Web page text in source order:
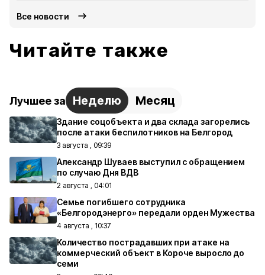
Все новости
Читайте также
Лучшее за Неделю Месяц
Здание соцобъекта и два склада загорелись
после атаки беспилотников на Белгород
3 августа , 09:39
Александр Шуваев выступил с обращением
по случаю Дня ВДВ
2 августа , 04:01
Семье погибшего сотрудника
«Белгородэнерго» передали орден Мужества
4 августа , 10:37
Количество пострадавших при атаке на
коммерческий объект в Короче выросло до
семи